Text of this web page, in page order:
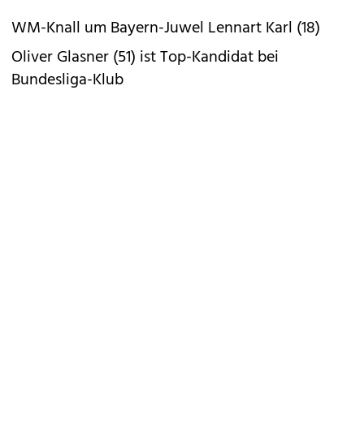
WM-Knall um Bayern-Juwel Lennart Karl (18)
Oliver Glasner (51) ist Top-Kandidat bei
Bundesliga-Klub